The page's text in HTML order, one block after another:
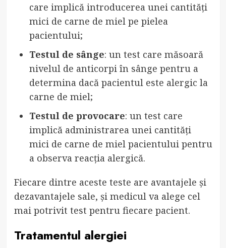
care implică introducerea unei cantități
mici de carne de miel pe pielea
pacientului;
Testul de sânge: un test care măsoară
nivelul de anticorpi în sânge pentru a
determina dacă pacientul este alergic la
carne de miel;
Testul de provocare: un test care
implică administrarea unei cantități
mici de carne de miel pacientului pentru
a observa reacția alergică.
Fiecare dintre aceste teste are avantajele și
dezavantajele sale, și medicul va alege cel
mai potrivit test pentru fiecare pacient.
Tratamentul alergiei